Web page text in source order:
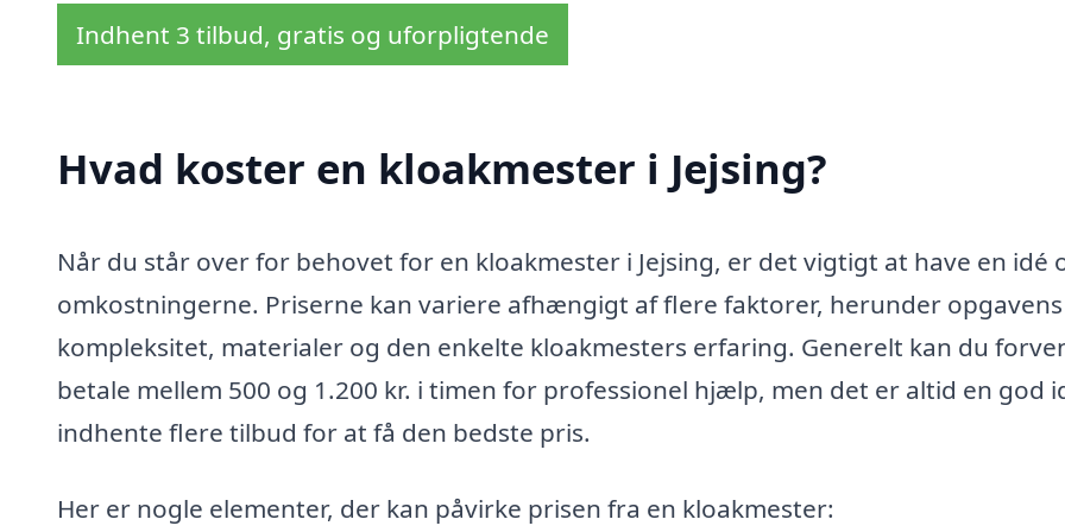
Indhent 3 tilbud, gratis og uforpligtende
Hvad koster en kloakmester i Jejsing?
Når du står over for behovet for en kloakmester i Jejsing, er det vigtigt at have en idé
omkostningerne. Priserne kan variere afhængigt af flere faktorer, herunder opgavens
kompleksitet, materialer og den enkelte kloakmesters erfaring. Generelt kan du
betale mellem 500 og 1.200 kr. i timen for professionel hjælp, men det er altid en god
indhente flere tilbud for at få den bedste pris.
Her er nogle elementer, der kan påvirke prisen fra en kloakmester: